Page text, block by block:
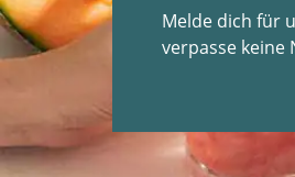
Melde dich für
verpasse keine